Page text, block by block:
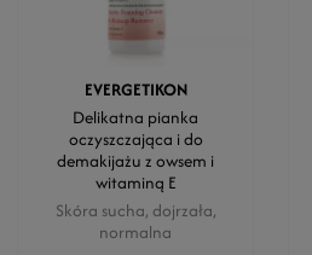
EVERGETIKON
Delikatna pianka
oczyszczająca i do
demakijażu z owsem i
witaminą E
Skóra sucha, dojrzała,
normalna